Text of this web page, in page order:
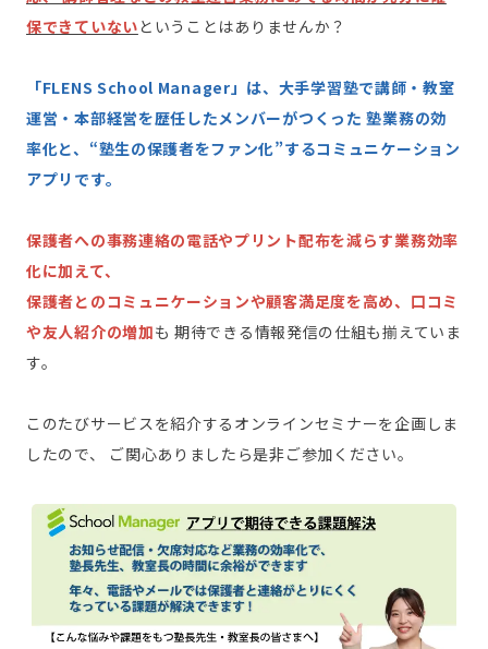
保できていない ということはありませんか？
「FLENS School Manager」は、大手学習塾で講師・教室
運営・本部経営を歴任したメンバーがつくった 塾業務の効
率化と、“塾生の保護者をファン化”するコミュニケーション
アプリです。
保護者への事務連絡の電話やプリント配布を減らす業務効率
化に加えて、
保護者とのコミュニケーションや顧客満足度を高め、口コミ
や友人紹介の増加も 期待できる情報発信の仕組も揃えていま
す。
このたびサービスを紹介するオンラインセミナーを企画しま
したので、 ご関心ありましたら是非ご参加ください。